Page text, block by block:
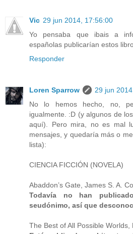
Vic 29 jun 2014, 17:56:00
Yo pensaba que ibais a
españolas publicarían estos
Responder
Loren Sparrow
29 jun
No lo hemos hecho, no,
igualmente. :D (y algunos de
aquí). Pero mira, no es mal
mensajes, y quedaría más o
lista):
CIENCIA FICCIÓN (NOVELA)
Abaddon’s Gate, James S. A.
Todavía no han
seudónimo, así que
The Best of All Possible Worlds,